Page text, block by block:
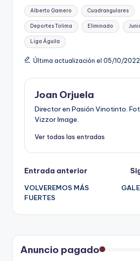
Etiquetas:
Alberto Gamero Cuadrangulares
Deportes Tolima Eliminado
Liga Águila
Última actualización el 05/10/2022
Joan Orjuela
Director en Pasión Vinotinto.
Vizzor Image.
Ver todas las entradas
Navegación
de
entradas
Entrada anterior
VOLVEREMOS MÁS
FUERTES
Anuncio pagado